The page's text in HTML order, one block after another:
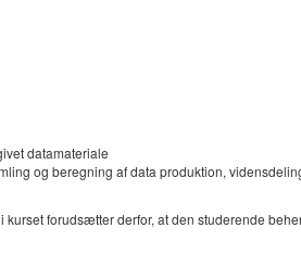
datamateriale
og beregning af data produktion,
forudsætter derfor, at den studerende